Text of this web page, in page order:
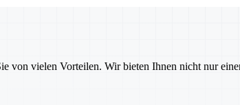
von vielen Vorteilen. Wir bieten Ihnen nicht nur